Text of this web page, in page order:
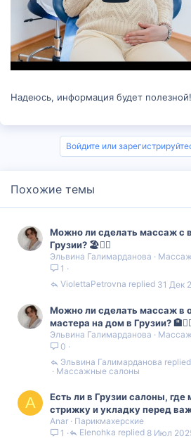
Надеюсь, информация будет полезной!
Войдите или
Похожие темы
Можно ли сделать массаж с
Грузии? 🏖️💆‍♀️
Эльвина Галимарданова
1
31 Дек
ViolettaPetrovna
Можно ли сделать массаж в
мастера на дом в Грузии?
Эльвина Галимарданова
0
Массажные салоны
Эльвина Галимарданова
A
Есть ли в Грузии салоны,
стрижку и укладку перед
Anar
Парикмахерские
1
8 Июл
Elenohka